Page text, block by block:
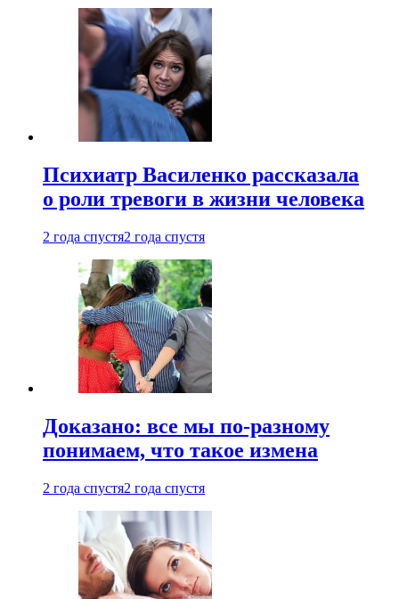
Психиатр Василенко рассказала
о роли тревоги в жизни человека
2 года спустя2 года спустя
Доказано: все мы по-разному
понимаем, что такое измена
2 года спустя2 года спустя